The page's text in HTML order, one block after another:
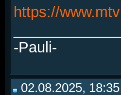
https://
-Pauli-
02.08.2025, 18:35